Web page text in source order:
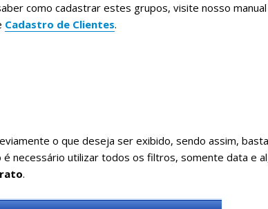
como cadastrar estes grupos, visite nosso
Cadastro de Clientes.
o que deseja ser exibido, sendo assim,
necessário utilizar todos os filtros, somente data e
.